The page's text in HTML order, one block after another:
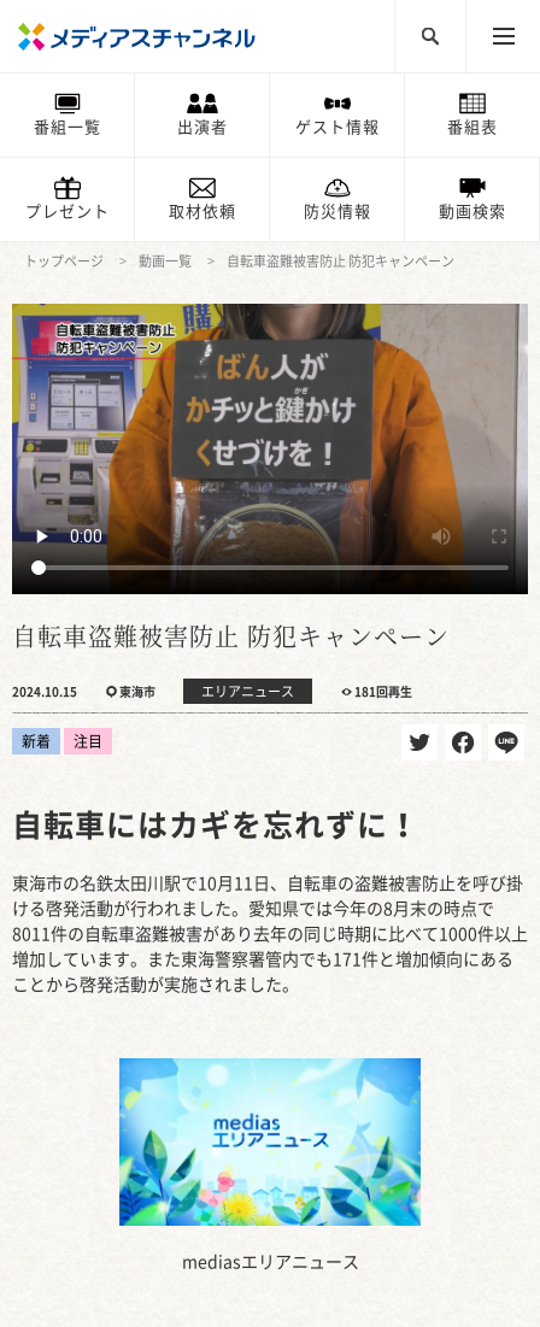
番組一覧 出演者 ゲスト情報 番組表
プレゼント 取材依頼 防災情報 動画検索
トップページ 動画一覧 自転車盗難被害防止 防犯キャンペーン
自転車盗難被害防止 防犯キャンペーン
2024.10.15 東海市 エリアニュース 181回再生
新着 注目
mediasエリアニュース
自転車にはカギを忘れずに！
東海市の名鉄太田川駅で10月11日、自転車の盗難被害防止を呼び掛
ける啓発活動が行われました。愛知県では今年の8月末の時点で
8011件の自転車盗難被害があり去年の同じ時期に比べて1000件以上
増加しています。また東海警察署管内でも171件と増加傾向にある
ことから啓発活動が実施されました。